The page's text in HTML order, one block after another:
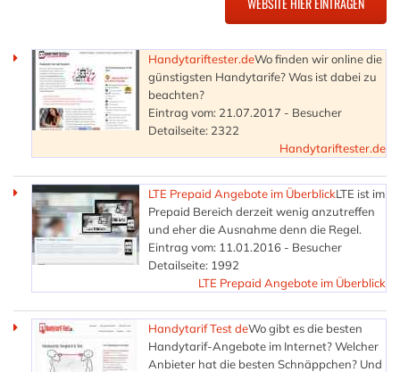
Handytariftester.deWo finden wir online die
günstigsten Handytarife? Was ist dabei zu
beachten?
Eintrag vom: 21.07.2017 - Besucher
Detailseite: 2322
Handytariftester.de
LTE Prepaid Angebote im ÜberblickLTE ist im
Prepaid Bereich derzeit wenig anzutreffen
und eher die Ausnahme denn die Regel.
Eintrag vom: 11.01.2016 - Besucher
Detailseite: 1992
LTE Prepaid Angebote im Überblick
Handytarif Test deWo gibt es die besten
Handytarif-Angebote im Internet? Welcher
Anbieter hat die besten Schnäppchen? Und